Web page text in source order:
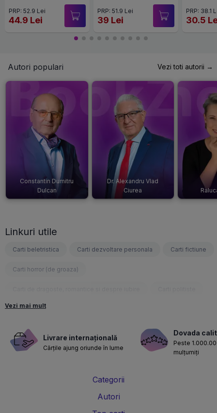
PRP: 52.9 Lei
44.9 Lei
PRP: 51.9 Lei
39 Lei
PRP: 38.1
30.5
Autori populari Vezi toti autorii →
Constantin Dumitru
Dulcan
Dr. Alexandru Vlad
Ciurea
Linkuri utile
Carti beletristica Carti dezvoltare personala Carti fictiune
Carti horror (de groaza)
Carti fantasy
Carti nutritie, sanatate si de slabit Carti diete
Carti despre sarcina si nastere Carti educatie financiara
Vezi mai mult
Livrare internațională
Cărțile ajung oriunde în lume
Dovada
Peste
mulțumiți
Categorii
Autori